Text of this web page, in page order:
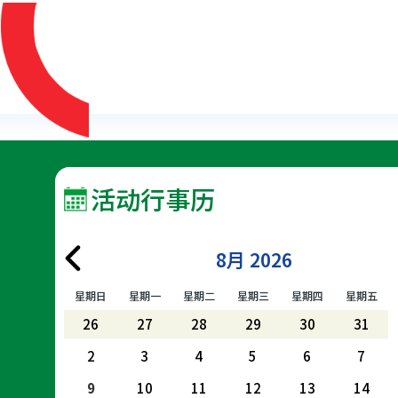
活动行事历
8月 2026
星期日 星期一 星期二 星期三 星期四 星期五
26 27 28 29 30
31
2
3 4 5 6
7
9
10 11 12 13 14